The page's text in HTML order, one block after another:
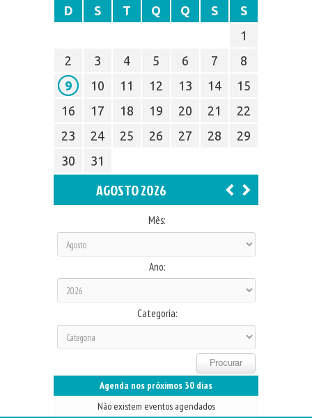
D S T Q Q S
S
1
2
3 4 5 6 7
8
9
10 11 12 13 14
15
16
17 18 19 20 21
22
23
24 25 26 27 28
29
30
31
AGOSTO 2026
Mês:
Ano:
Categoria:
Agenda nos próximos 30 dias
Não existem eventos agendados